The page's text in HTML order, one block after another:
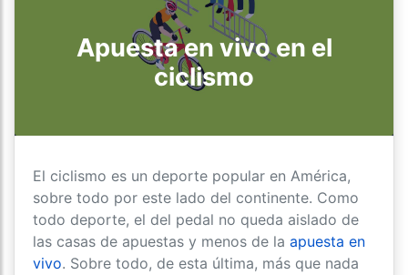
Apuesta en vivo en el
ciclismo
El ciclismo es un deporte popular en América,
sobre todo por este lado del continente. Como
todo deporte, el del pedal no queda aislado de
las casas de apuestas y menos de la apuesta en
vivo. Sobre todo, de esta última, más que nada